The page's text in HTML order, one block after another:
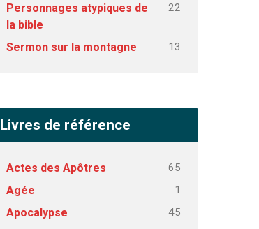
Personnages atypiques de
la bible
22
Sermon sur la montagne 13
Livres de référence
Actes des Apôtres 65
Agée 1
Apocalypse 45